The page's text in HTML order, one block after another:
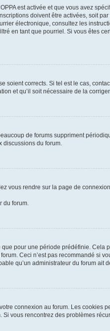
est activée et que vous avez
doivent être activées, soit
électronique, consultez les
en tant que pourriel. Si vous êtes
soient corrects. Si tel est le cas,
et qu’il soit nécessaire de la corriger.
de forums suppriment
du forum.
rendre sur la page de
du forum.
pour une période prédéfinie. Cela
Ceci n’est pas recommandé si
qu’un administrateur du forum ait
connexion au forum. Les cookies
vous rencontrez des problèmes